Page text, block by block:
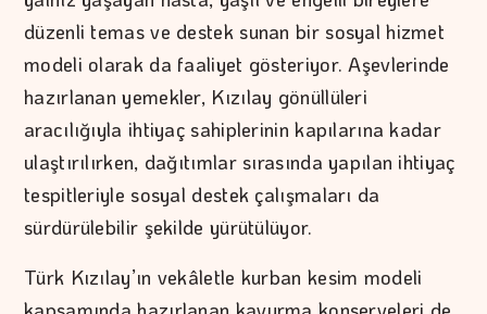
düzenli temas ve destek sunan bir sosyal hizmet
modeli olarak da faaliyet gösteriyor. Aşevlerinde
hazırlanan yemekler, Kızılay gönüllüleri
aracılığıyla ihtiyaç sahiplerinin kapılarına kadar
ulaştırılırken, dağıtımlar sırasında yapılan ihtiyaç
tespitleriyle sosyal destek çalışmaları da
sürdürülebilir şekilde yürütülüyor.
Türk Kızılay’ın vekâletle kurban kesim modeli